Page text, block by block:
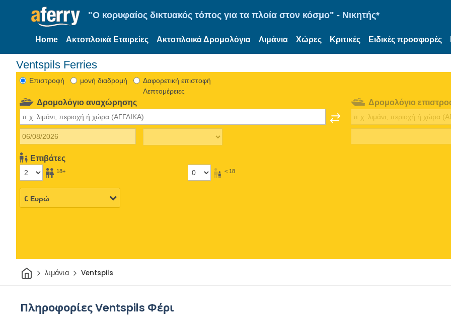
"Ο κορυφαίος δικτυακός τόπος για τα πλοία στον κόσμο" - Νικητής*
Home Ακτοπλοικά Εταιρείες Ακτοπλοικά Δρομολόγια Λιμάνια Χώρες Κριτικές Ειδικές προσφορές
Ventspils Ferries
Eπιστροφή μονή διαδρομή
Δαφορετική επιστοφή
Λεπτομέρειες
Δρομολόγιο αναχώρησης
Επιβάτες
18+ < 18
Δρομολόγιο
Σπίτιλιμάνια Ventspils
Πληροφορίες Ventspils Φέρι